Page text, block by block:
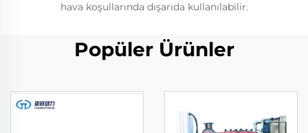
hava koşullarında dışarıda kullanılabilir.
Popüler Ürünler